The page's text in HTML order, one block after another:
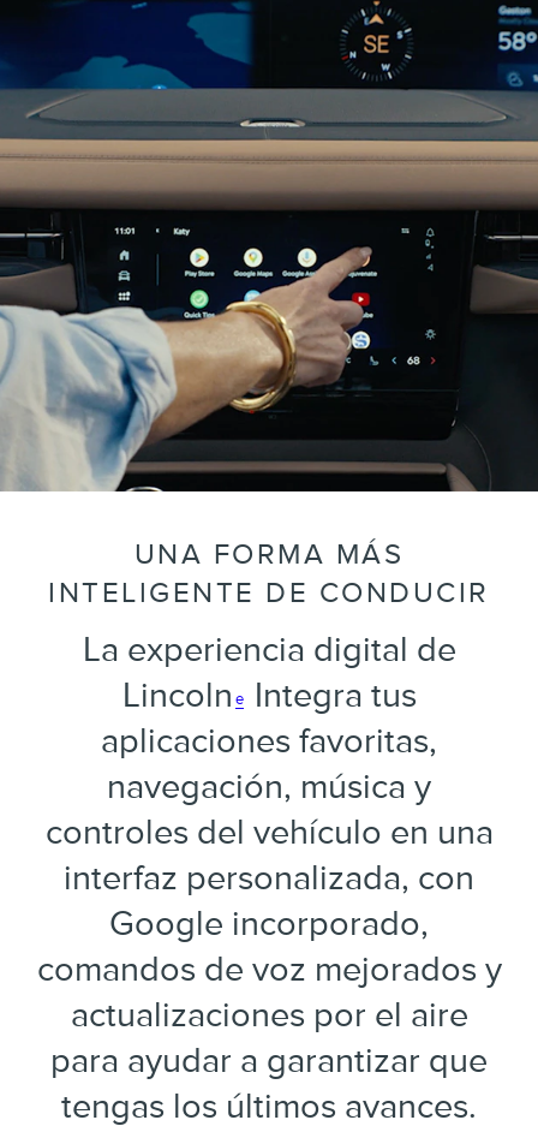
UNA FORMA MÁS
INTELIGENTE DE CONDUCIR
La experiencia digital de
Lincoln e
Integra tus
aplicaciones favoritas,
navegación, música y
controles del vehículo en una
interfaz personalizada, con
Google incorporado,
comandos de voz mejorados y
actualizaciones por el aire
para ayudar a garantizar que
tengas los últimos avances.